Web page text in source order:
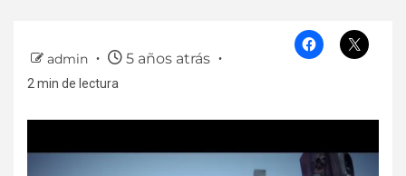
admin 5 años atrás
2 min de lectura